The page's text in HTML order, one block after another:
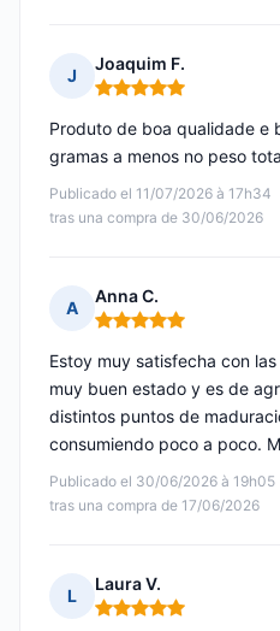
J
Joaquim F.
Nota: 5 de 5
Publicado el 11/07/2026 à 17h34
tras una compra de 30/06/2026
Produto de boa qualidade e
gramas a menos no peso
A
Anna C.
Nota: 5 de 5
Publicado el 30/06/2026 à 19h05
tras una compra de 17/06/2026
Estoy muy satisfecha con
muy buen estado y es de
distintos puntos de
consumiendo poco a poco.
L
Laura V.
Nota: 5 de 5